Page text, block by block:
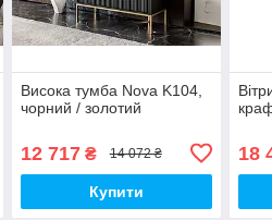
Висока тумба Nova K104,
чорний / золотий
12 717₴ 14 072 ₴
Купити
18